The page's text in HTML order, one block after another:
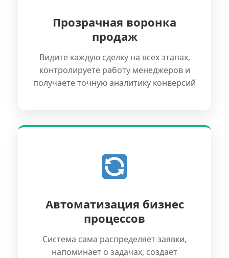
Прозрачная воронка
продаж
Видите каждую сделку на всех этапах,
контролируете работу менеджеров и
получаете точную аналитику конверсий
Автоматизация бизнес
процессов
Система сама распределяет заявки,
напоминает о задачах, создает